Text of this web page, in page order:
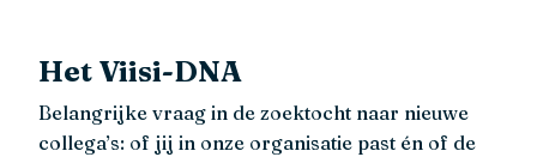
Het Viisi-DNA
Belangrijke vraag in de zoektocht naar nieuwe
collega’s: of jij in onze organisatie past én of de